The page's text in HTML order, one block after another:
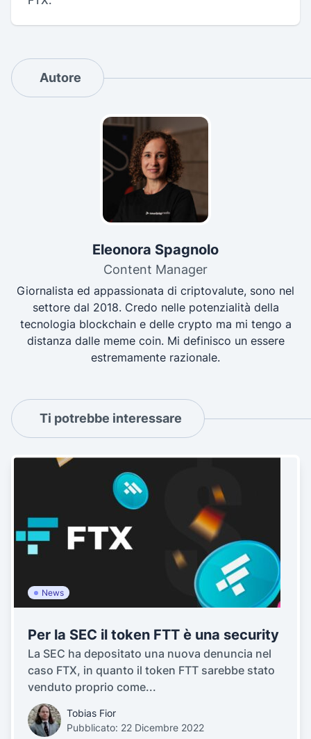
Autore
Eleonora Spagnolo
Content Manager
Giornalista ed appassionata di criptovalute, sono nel
settore dal 2018. Credo nelle potenzialità della
tecnologia blockchain e delle crypto ma mi tengo a
distanza dalle meme coin. Mi definisco un essere
estremamente razionale.
Ti potrebbe interessare
News
Per la SEC il token FTT è una security
La SEC ha depositato una nuova denuncia nel
caso FTX, in quanto il token FTT sarebbe stato
venduto proprio come...
Tobias Fior
Pubblicato: 22 Dicembre 2022